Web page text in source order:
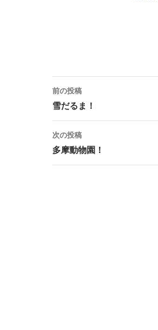
投
稿
ナ
ビ
ゲ
前の投稿
雪だるま！
次の投稿
多摩動物園！